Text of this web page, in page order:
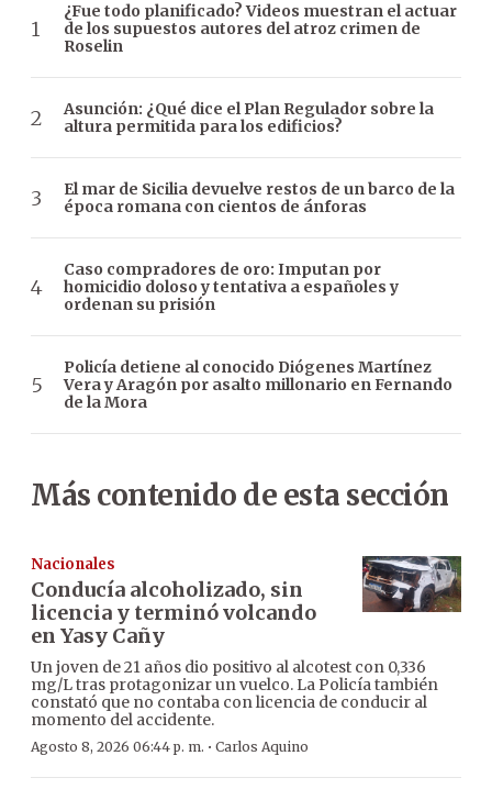
¿Fue todo planificado? Videos muestran el actuar
de los supuestos autores del atroz crimen de
Roselin
Asunción: ¿Qué dice el Plan Regulador sobre la
altura permitida para los edificios?
El mar de Sicilia devuelve restos de un barco de la
época romana con cientos de ánforas
Caso compradores de oro: Imputan por
homicidio doloso y tentativa a españoles y
ordenan su prisión
Policía detiene al conocido Diógenes Martínez
Vera y Aragón por asalto millonario en Fernando
de la Mora
Más contenido de esta sección
Nacionales
Conducía alcoholizado, sin
licencia y terminó volcando
en Yasy Cañy
Un joven de 21 años dio positivo al alcotest con 0,336
mg/L tras protagonizar un vuelco. La Policía también
constató que no contaba con licencia de conducir al
momento del accidente.
Agosto 8, 2026 06:44 p. m. · Carlos Aquino